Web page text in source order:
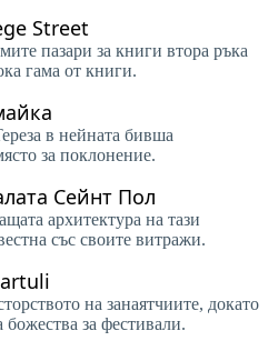
Street
пазари за книги втора ръка
гама от книги.
​​в нейната бивша
за поклонение.
Сейнт Пол
архитектура на тази
със своите витражи.
на занаятчиите, докато
за фестивали.